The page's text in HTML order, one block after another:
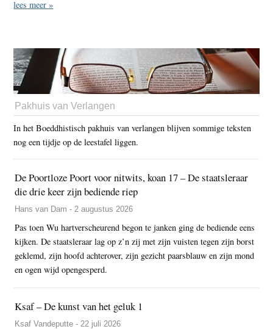
lees meer »
Pakhuis van Verlangen
In het Boeddhistisch pakhuis van verlangen blijven sommige teksten
nog een tijdje op de leestafel liggen.
De Poortloze Poort voor nitwits, koan 17 – De staatsleraar
die drie keer zijn bediende riep
Hans van Dam - 2 augustus 2026
Pas toen Wu hartverscheurend begon te janken ging de bediende eens
kijken. De staatsleraar lag op z’n zij met zijn vuisten tegen zijn borst
geklemd, zijn hoofd achterover, zijn gezicht paarsblauw en zijn mond
en ogen wijd opengesperd.
Ksaf – De kunst van het geluk 1
Ksaf Vandeputte - 22 juli 2026